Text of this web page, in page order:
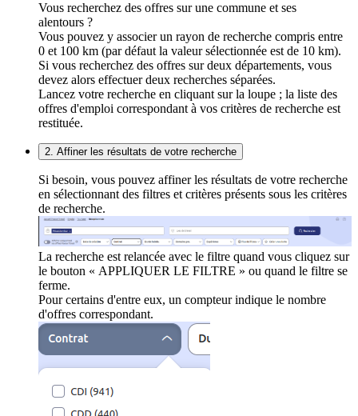
Vous recherchez des offres sur une commune et ses
alentours ?
Vous pouvez y associer un rayon de recherche compris entre
0 et 100 km (par défaut la valeur sélectionnée est de 10 km).
Si vous recherchez des offres sur deux départements, vous
devez alors effectuer deux recherches séparées.
Lancez votre recherche en cliquant sur la loupe ; la liste des
offres d'emploi correspondant à vos critères de recherche est
restituée.
2. Affiner les résultats de votre recherche
Si besoin, vous pouvez affiner les résultats de votre recherche
en sélectionnant des filtres et critères présents sous les critères
de recherche.
La recherche est relancée avec le filtre quand vous cliquez sur
le bouton « APPLIQUER LE FILTRE » ou quand le filtre se
ferme.
Pour certains d'entre eux, un compteur indique le nombre
d'offres correspondant.